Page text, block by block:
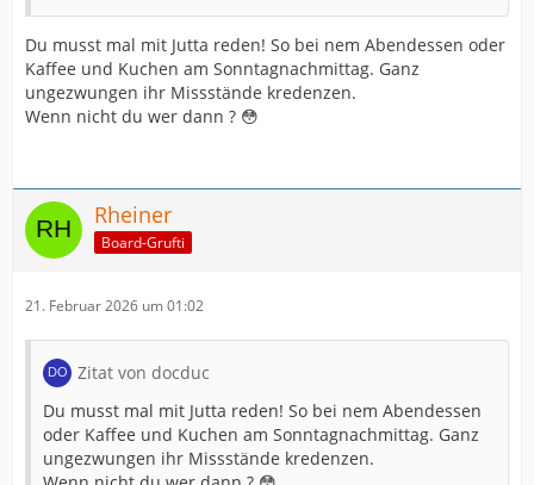
Du musst mal mit Jutta reden! So bei nem Abendessen oder
Kaffee und Kuchen am Sonntagnachmittag. Ganz
ungezwungen ihr Missstände kredenzen.
Wenn nicht du wer dann ? 😳
Rheiner
Board-Grufti
21. Februar 2026 um 01:02
Zitat von docduc
Du musst mal mit Jutta reden! So bei nem Abendessen
oder Kaffee und Kuchen am Sonntagnachmittag. Ganz
ungezwungen ihr Missstände kredenzen.